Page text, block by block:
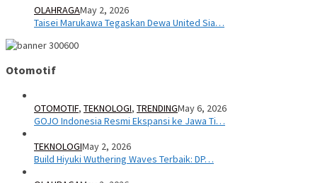
OLAHRAGAMay 2, 2026
Taisei Marukawa Tegaskan Dewa United Sia…
Otomotif
OTOMOTIF, TEKNOLOGI, TRENDINGMay 6, 2026
GOJO Indonesia Resmi Ekspansi ke Jawa Ti…
TEKNOLOGIMay 2, 2026
Build Hiyuki Wuthering Waves Terbaik: DP…